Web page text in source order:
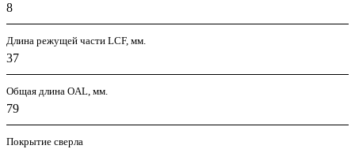
8
Длина режущей части LСF, мм.
37
Общая длина OAL, мм.
79
Покрытие сверла